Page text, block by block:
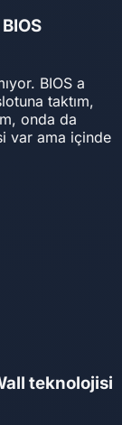
BIOS a
taktım,
onda da
var ama içinde
teknolojisi